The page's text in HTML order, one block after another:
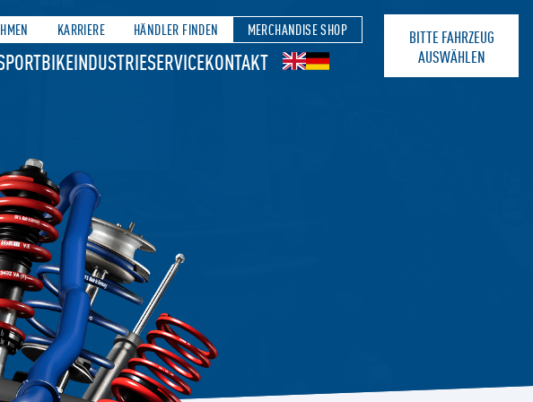
KARRIERE HÄNDLER FINDEN MERCHANDISE SHOP
BIKEINDUSTRIESERVICEKONTAKT
BITTE FAHRZEUG
AUSWÄHLEN